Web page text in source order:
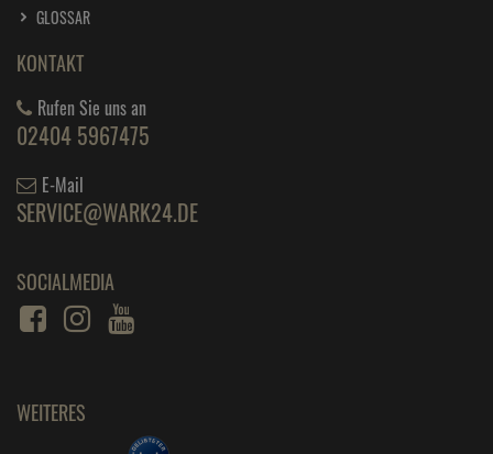
GLOSSAR
KONTAKT
Rufen Sie uns an
02404 5967475
E-Mail
SERVICE@WARK24.DE
SOCIALMEDIA
WEITERES